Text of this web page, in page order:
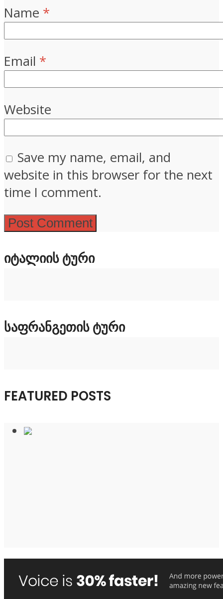
Name *
Email *
Website
Save my name, email, and
website in this browser for the next
time I comment.
ᲘᲢᲐᲚᲘᲘᲡ ᲢᲣᲠᲘ
ᲡᲐᲤᲠᲐᲜᲒᲔᲗᲘᲡ ᲢᲣᲠᲘ
FEATURED POSTS